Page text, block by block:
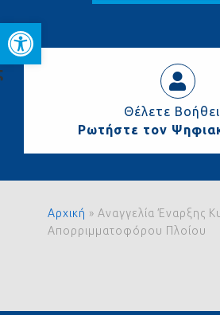
Ανοίξτε τη
Θέλετε
Ρωτήστε τον
Αρχική » Αναγγελία Έναρξης
Απορριμματοφόρου Πλοίου